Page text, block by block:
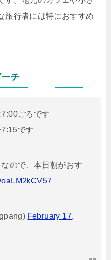
旅行者には特におすすめ
チ
ごろです
です
ので、本日朝がおす
February 17,